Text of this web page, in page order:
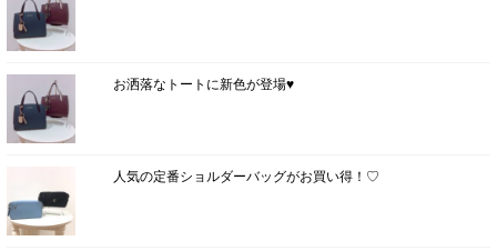
お洒落なトートに新色が登場♥
人気の定番ショルダーバッグがお買い得！♡